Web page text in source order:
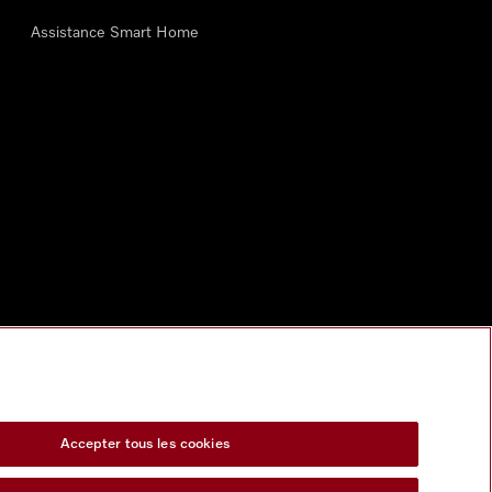
Assistance Smart Home
Accepter tous les cookies